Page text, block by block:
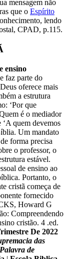
mensagem não
que o Espírito
lendo
CPAD, p.115.
ensino
faz parte do
oferece mais
a estrutura
‘Por que
é o mediador
‘A quem devemos
Um mandato
forma precisa
o professor, o
estável.
de ensino ao
Portanto, o
cristã começa de
fornecido
Howard G
Compreendendo
cristão. 4 .ed.
De 2022
das
de